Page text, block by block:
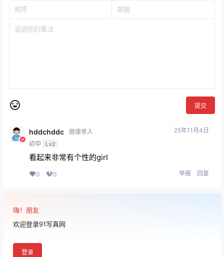
提交
hddchddc
健康单人
初中
Lv2
25年11月4日
看起来非常有个性的girl
0 0 举报 回复
嗨！朋友
欢迎登录91写真网
登录